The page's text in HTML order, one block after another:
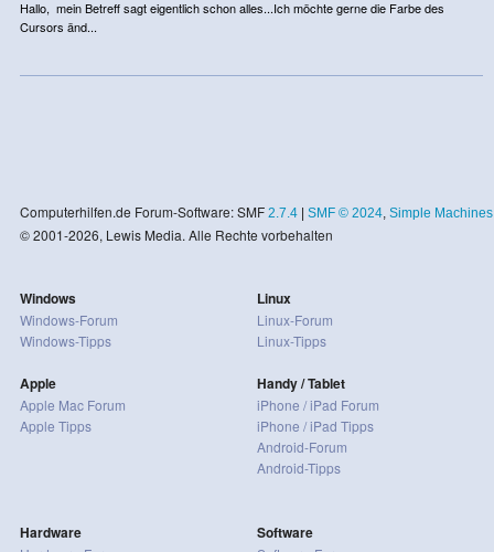
Hallo, mein Betreff sagt eigentlich schon alles...Ich möchte gerne die Farbe des
Cursors änd...
Computerhilfen.de Forum-Software: SMF 2.7.4| SMF © 2024, Simple Machines
© 2001-2026, Lewis Media. Alle Rechte vorbehalten
Windows
Windows-Forum
Windows-Tipps
Apple
Apple Mac Forum
Apple Tipps
Linux
Linux-Forum
Linux-Tipps
Handy / Tablet
iPhone / iPad Forum
iPhone / iPad Tipps
Android-Forum
Android-Tipps
Hardware Software